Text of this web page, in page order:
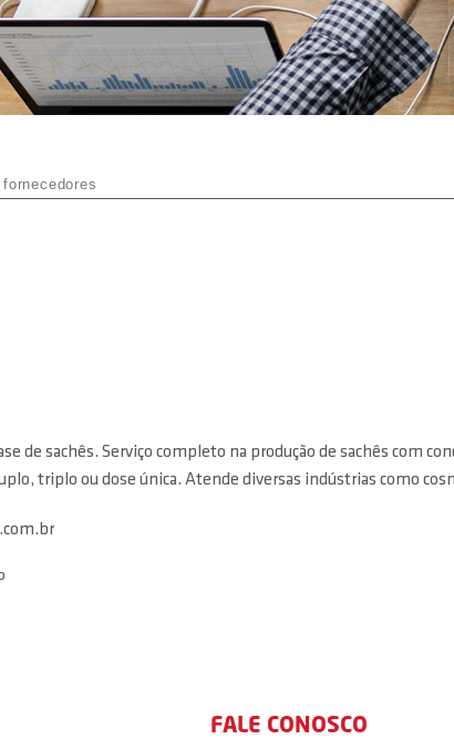
de sachês. Serviço completo na produção de sachês com
triplo ou dose única. Atende diversas indústrias como
FALE CONOSCO